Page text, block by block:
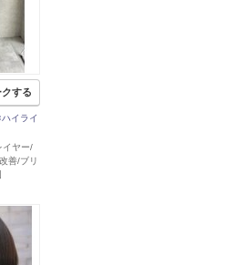
する
イライ
イヤー/
善/ブリ